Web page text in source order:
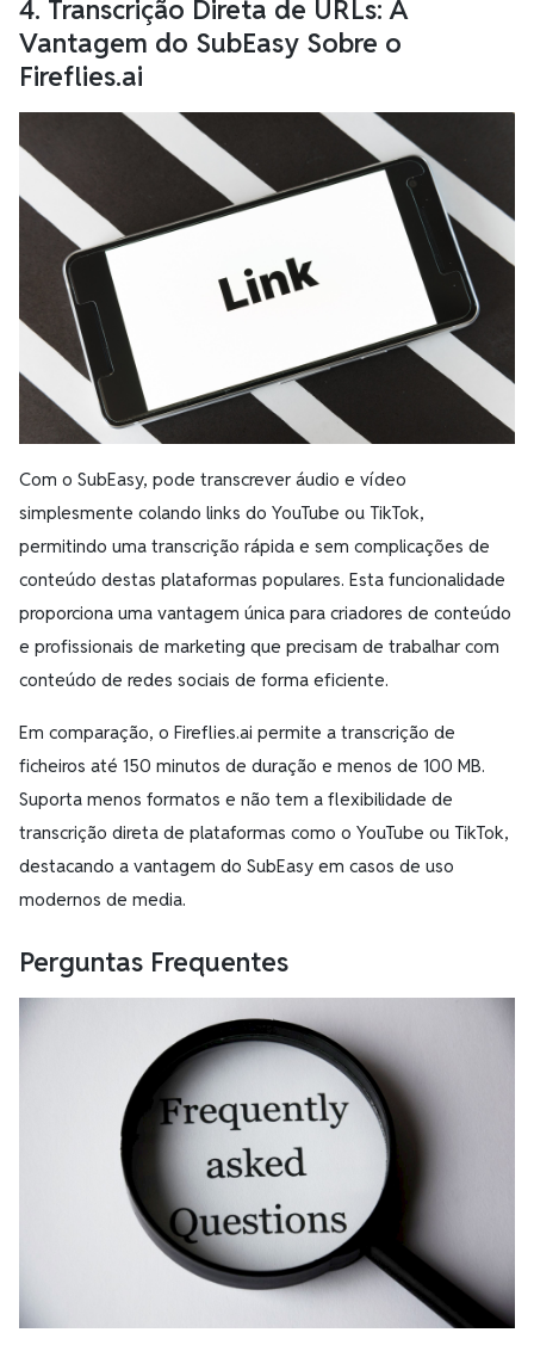
4. Transcrição Direta de URLs: A
Vantagem do SubEasy Sobre o
Fireflies.ai
Com o SubEasy, pode transcrever áudio e vídeo
simplesmente colando links do YouTube ou TikTok,
permitindo uma transcrição rápida e sem complicações de
conteúdo destas plataformas populares. Esta funcionalidade
proporciona uma vantagem única para criadores de conteúdo
e profissionais de marketing que precisam de trabalhar com
conteúdo de redes sociais de forma eficiente.
Em comparação, o Fireflies.ai permite a transcrição de
ficheiros até 150 minutos de duração e menos de 100 MB.
Suporta menos formatos e não tem a flexibilidade de
transcrição direta de plataformas como o YouTube ou TikTok,
destacando a vantagem do SubEasy em casos de uso
modernos de media.
Perguntas Frequentes